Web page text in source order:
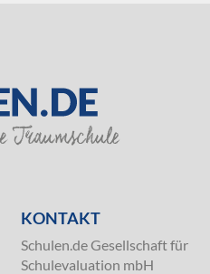
KONTAKT
Schulen.de Gesellschaft für
Schulevaluation mbH